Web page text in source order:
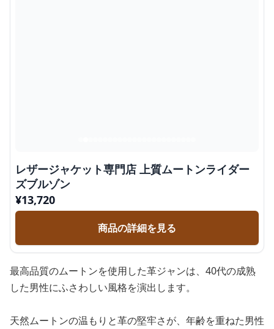
レザージャケット専門店 上質ムートンライダー
ズブルゾン
¥13,720
商品の詳細を見る
最高品質のムートンを使用した革ジャンは、40代の成熟
した男性にふさわしい風格を演出します。
天然ムートンの温もりと革の堅牢さが、年齢を重ねた男性